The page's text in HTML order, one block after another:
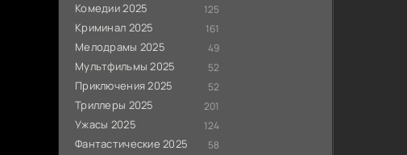
Комедии 2025 125
Криминал 2025 161
Мелодрамы 2025 49
Мультфильмы 2025 52
Приключения 2025 52
Триллеры 2025 201
Ужасы 2025 124
Фантастические 2025 58